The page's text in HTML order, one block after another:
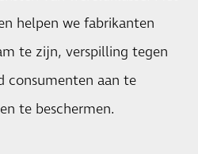
helpen we fabrikanten
te zijn, verspilling tegen
consumenten aan te
te beschermen.